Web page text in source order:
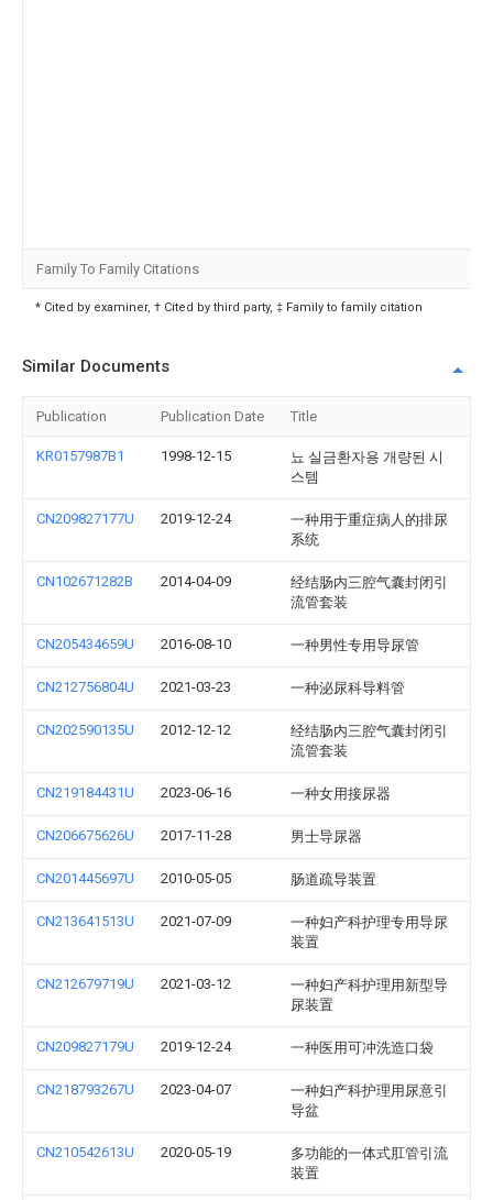
Family To Family Citations
* Cited by examiner, † Cited by third party, ‡ Family to family citation
Similar Documents
Publication Publication Date Title
KR0157987B1 1998-12-15
뇨 실금환자용 개량된 시
스템
CN209827177U 2019-12-24
一种用于重症病人的排尿
系统
CN102671282B 2014-04-09
经结肠内三腔气囊封闭引
流管套装
CN205434659U 2016-08-10 一种男性专用导尿管
CN212756804U 2021-03-23 一种泌尿科导料管
CN202590135U 2012-12-12
经结肠内三腔气囊封闭引
流管套装
CN219184431U 2023-06-16 一种女用接尿器
CN206675626U 2017-11-28 男士导尿器
CN201445697U 2010-05-05 肠道疏导装置
CN213641513U 2021-07-09
一种妇产科护理专用导尿
装置
CN212679719U 2021-03-12
一种妇产科护理用新型导
尿装置
CN209827179U 2019-12-24 一种医用可冲洗造口袋
CN218793267U 2023-04-07
一种妇产科护理用尿意引
导盆
CN210542613U 2020-05-19
多功能的一体式肛管引流
装置